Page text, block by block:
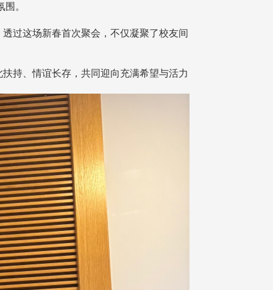
。
过这场新春首次聚会，不仅凝聚了校友间
持、情谊长存，共同迎向充满希望与活力